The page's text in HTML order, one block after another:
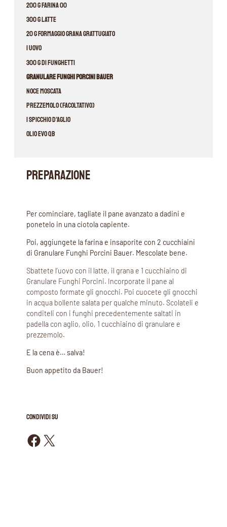
200 g farina 00
300 g latte
20 g formaggio grana grattugiato
1 uovo
300 g di funghetti
Granulare Funghi Porcini Bauer
noce moscata
prezzemolo (facoltativo)
1 spicchio d’aglio
Olio EVO qb
PREPARAZIONE
Per cominciare, tagliate il pane avanzato a dadini e
ponetelo in una ciotola capiente.
Poi, aggiungete la farina e insaporite con 2 cucchiaini
di Granulare Funghi Porcini Bauer. Mescolate bene.
Sbattete l’uovo con il latte, il grana e 1 cucchiaino di
Granulare Funghi Porcini. Incorporate il pane al
composto formate gli gnocchi. Poi cuocete gli gnocchi
in acqua bollente salata per qualche minuto. Scolateli e
conditeli con i funghi precedentemente saltati in
padella con aglio, olio, 1 cucchiaino di granulare e
prezzemolo.
E la cena è… salva!
Buon appetito da Bauer!
CONDIVIDI SU
Condividi su Facebook Condividi su X